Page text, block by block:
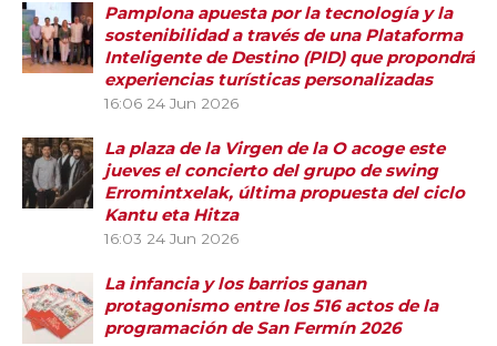
Pamplona apuesta por la tecnología y la
sostenibilidad a través de una Plataforma
Inteligente de Destino (PID) que propondrá
experiencias turísticas personalizadas
16:06 24 Jun 2026
La plaza de la Virgen de la O acoge este
jueves el concierto del grupo de swing
Erromintxelak, última propuesta del ciclo
Kantu eta Hitza
16:03 24 Jun 2026
La infancia y los barrios ganan
protagonismo entre los 516 actos de la
programación de San Fermín 2026